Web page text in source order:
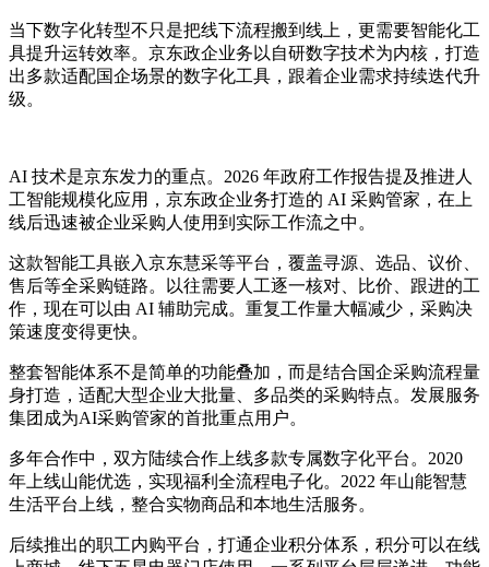
当下数字化转型不只是把线下流程搬到线上，更需要智能化工
具提升运转效率。京东政企业务以自研数字技术为内核，打造
出多款适配国企场景的数字化工具，跟着企业需求持续迭代升
级。
AI 技术是京东发力的重点。2026 年政府工作报告提及推进人
工智能规模化应用，京东政企业务打造的 AI 采购管家，在上
线后迅速被企业采购人使用到实际工作流之中。
这款智能工具嵌入京东慧采等平台，覆盖寻源、选品、议价、
售后等全采购链路。以往需要人工逐一核对、比价、跟进的工
作，现在可以由 AI 辅助完成。重复工作量大幅减少，采购决
策速度变得更快。
整套智能体系不是简单的功能叠加，而是结合国企采购流程量
身打造，适配大型企业大批量、多品类的采购特点。发展服务
集团成为AI采购管家的首批重点用户。
多年合作中，双方陆续合作上线多款专属数字化平台。2020
年上线山能优选，实现福利全流程电子化。2022 年山能智慧
生活平台上线，整合实物商品和本地生活服务。
后续推出的职工内购平台，打通企业积分体系，积分可以在线